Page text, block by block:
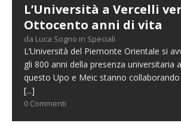
L’Università a Vercelli
Ottocento anni di vita
da Luca Sogno in Speciali
L’Università del Piemonte Orientale si
gli 800 anni della presenza universitaria
questo Upo e Meic stanno
[...]
0 Commenti